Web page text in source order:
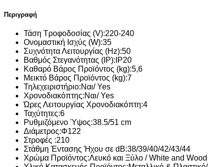
Περιγραφή
Τάση Τροφοδοσίας (V):220-240
Ονομαστική Ισχύς (W):35
Συχνότητα Λειτουργίας (Hz):50
Βαθμός Στεγανότητας (IP): IP20
Καθαρό Βάρος Προϊόντος (kg):5,6
Μεικτό Βάρος Προϊόντος (kg):7
Τηλεχειριστήριο:Ναι/ Yes
Χρονοδιακόπτης:Ναι/ Yes
Ώρες Λειτουργίας Χρονοδιακόπτη:4
Ταχύτητες:6
Ρυθμιζόμενο Ύψος:38.5/51 cm
Διάμετρος:Φ122
Στροφές :210
Στάθμη Έντασης Ήχου σε dB:38/39/40/42/43/44
Χρώμα Προϊόντος:Λευκό και Ξύλο / White and Wood